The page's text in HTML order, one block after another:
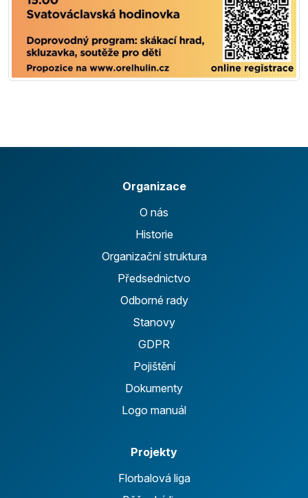
Organizace
O nás
Historie
Organizační struktura
Předsednictvo
Odborné rady
Stanovy
GDPR
Pojištění
Dokumenty
Logo manuál
Projekty
Florbalová liga